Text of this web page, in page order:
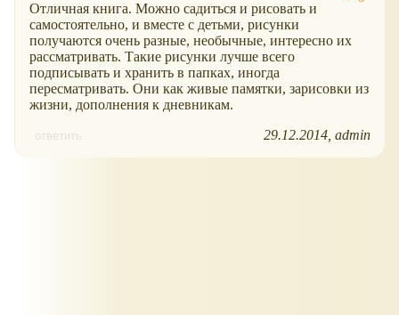
Отличная книга. Можно садиться и рисовать и
самостоятельно, и вместе с детьми, рисунки
получаются очень разные, необычные, интересно их
рассматривать. Такие рисунки лучше всего
подписывать и хранить в папках, иногда
пересматривать. Они как живые памятки, зарисовки из
жизни, дополнения к дневникам.
ответить 29.12.2014 admin